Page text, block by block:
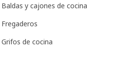
Baldas y cajones de cocina
Fregaderos
Grifos de cocina